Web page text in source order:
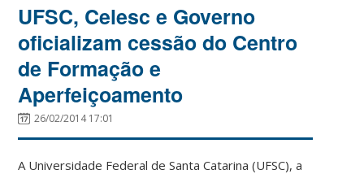
UFSC, Celesc e Governo
oficializam cessão do Centro
de Formação e
Aperfeiçoamento
26/02/2014 17:01
A Universidade Federal de Santa Catarina (UFSC), a